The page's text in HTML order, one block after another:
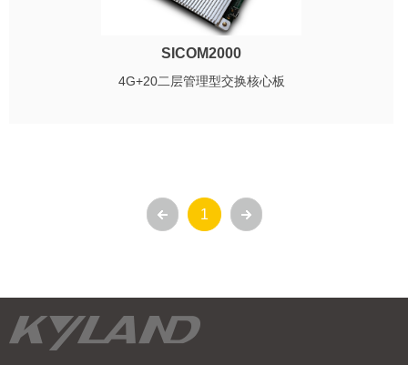
SICOM2000
4G+20二层管理型交换核心板
1